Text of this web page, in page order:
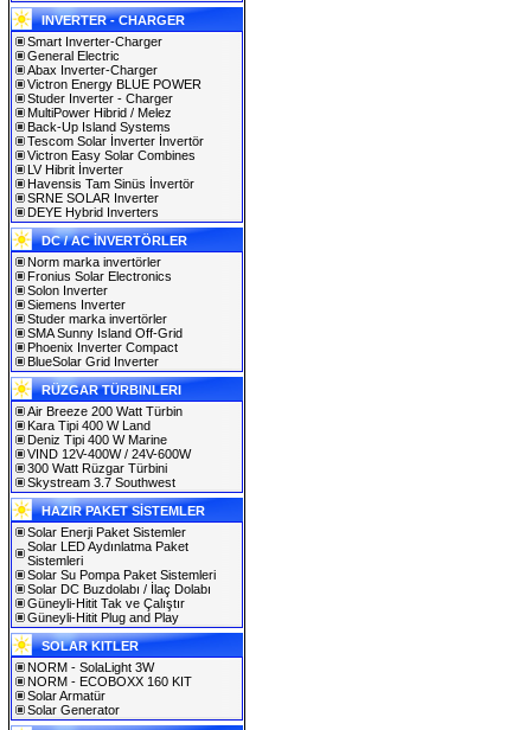
INVERTER - CHARGER
Smart Inverter-Charger
General Electric
Abax Inverter-Charger
Victron Energy BLUE POWER
Studer Inverter - Charger
MultiPower Hibrid / Melez
Back-Up Island Systems
Tescom Solar İnverter İnvertör
Victron Easy Solar Combines
LV Hibrit İnverter
Havensis Tam Sinüs İnvertör
SRNE SOLAR Inverter
DEYE Hybrid Inverters
DC / AC İNVERTÖRLER
Norm marka invertörler
Fronius Solar Electronics
Solon Inverter
Siemens Inverter
Studer marka invertörler
SMA Sunny Island Off-Grid
Phoenix Inverter Compact
BlueSolar Grid Inverter
RÜZGAR TÜRBINLERI
Air Breeze 200 Watt Türbin
Kara Tipi 400 W Land
Deniz Tipi 400 W Marine
VIND 12V-400W / 24V-600W
300 Watt Rüzgar Türbini
Skystream 3.7 Southwest
HAZIR PAKET SİSTEMLER
Solar Enerji Paket Sistemler
Solar LED Aydınlatma Paket
Sistemleri
Solar Su Pompa Paket Sistemleri
Solar DC Buzdolabı / İlaç Dolabı
Güneyli-Hitit Tak ve Çalıştır
Güneyli-Hitit Plug and Play
SOLAR KITLER
NORM - SolaLight 3W
NORM - ECOBOXX 160 KIT
Solar Armatür
Solar Generator